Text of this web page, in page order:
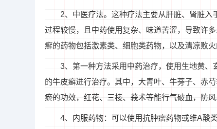
2、中医疗法。这种疗法主要从肝脏、肾脏
过程较慢，且中药使用复杂、味道苦涩，导致许
癣的药物包括激素类、细胞类药物，以及清凉败火
3、第一种方法采用中药治疗，使用生地黄
的牛皮癣进行治疗。其中，大青叶、牛蒡子、赤
瘀的功效，红花、三棱、莪术等能行气破血，防风
4、内服药物：可以使用抗肿瘤药物或维A酸